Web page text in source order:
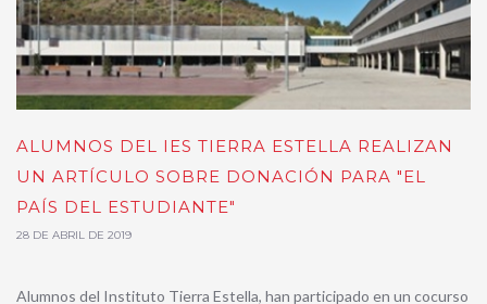
ALUMNOS DEL IES TIERRA ESTELLA REALIZAN
UN ARTÍCULO SOBRE DONACIÓN PARA "EL
PAÍS DEL ESTUDIANTE"
28 DE ABRIL DE 2019
Alumnos del Instituto Tierra Estella, han participado en un cocurso